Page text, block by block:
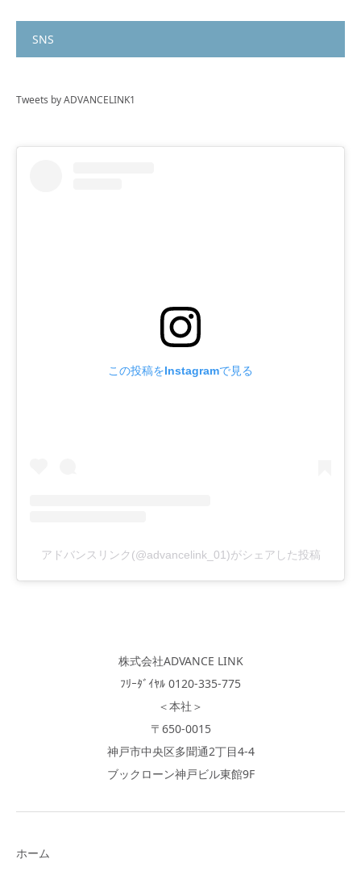
SNS
Tweets by ADVANCELINK1
この投稿をInstagramで見る
アドバンスリンク(@advancelink_01)がシェアした投稿
株式会社ADVANCE LINK
ﾌﾘｰﾀﾞｲﾔﾙ 0120-335-775
＜本社＞
〒650-0015
神戸市中央区多聞通2丁目4-4
ブックローン神戸ビル東館9F
ホーム